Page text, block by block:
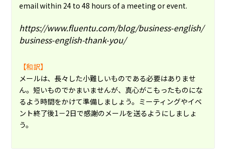
email within 24 to 48 hours of a meeting or event.
https://www.fluentu.com/blog/business-english/
business-english-thank-you/
【和訳】
メールは、長々した小難しいものである必要はありませ
ん。短いものでかまいませんが、真心がこもったものにな
るよう時間をかけて準備しましょう。ミーティングやイベ
ント終了後1－2日で感謝のメールを送るようにしましょ
う。